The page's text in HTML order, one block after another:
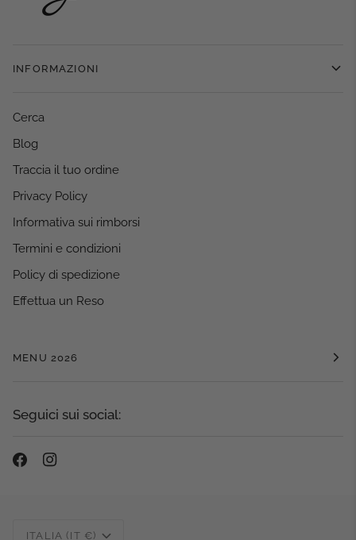
INFORMAZIONI
Cerca
Blog
Traccia il tuo ordine
Privacy Policy
Informativa sui rimborsi
Termini e condizioni
Policy di spedizione
Effettua un Reso
MENU 2026
Seguici sui social:
Valuta
ITALIA (IT €)